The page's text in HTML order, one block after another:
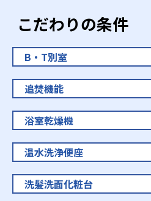
こだわりの条件
B・T別室
追焚機能
浴室乾燥機
温水洗浄便座
洗髪洗面化粧台